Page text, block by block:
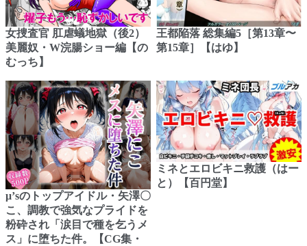
女捜査官 肛虐蟻地獄（後2）
美麗奴・W浣腸ショー編【の
むっち】
王都陥落 総集編5［第13章〜
第15章］【はゆ】
μ’sのトップアイドル・矢澤〇
こ、調教で強気なプライドを
粉砕され「涙目で種を乞うメ
ス」に堕ちた件。【CG集・
ミネとエロビキニ救護（はー
と）【百円堂】